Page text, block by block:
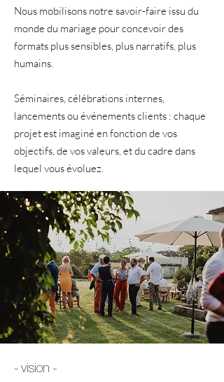
Nous mobilisons notre savoir-faire issu du
monde du mariage pour concevoir des
formats plus sensibles, plus narratifs, plus
humains.
Séminaires, célébrations internes,
lancements ou événements clients : chaque
projet est imaginé en fonction de vos
objectifs, de vos valeurs, et du cadre dans
lequel vous évoluez.
- vision -